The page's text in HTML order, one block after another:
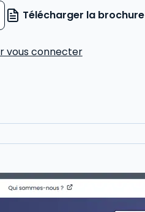
Télécharger la brochure
vous connecter